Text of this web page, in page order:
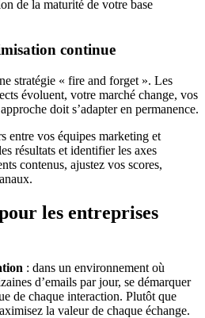
de la maturité de votre base
continue
stratégie « fire and forget ». Les
évoluent, votre marché change, vos
doit s’adapter en permanence.
entre vos équipes marketing et
résultats et identifier les axes
contenus, ajustez vos scores,
les entreprises
: dans un environnement où
d’emails par jour, se démarquer
de chaque interaction. Plutôt que
la valeur de chaque échange.